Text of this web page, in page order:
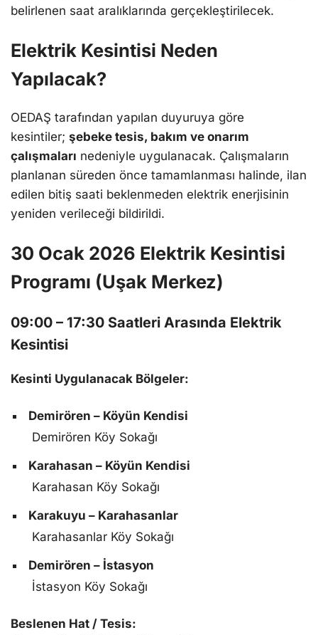
belirlenen saat aralıklarında gerçekleştirilecek.
Elektrik Kesintisi Neden
Yapılacak?
OEDAŞ tarafından yapılan duyuruya göre
kesintiler; şebeke tesis, bakım ve onarım
çalışmaları nedeniyle uygulanacak. Çalışmaların
planlanan süreden önce tamamlanması halinde, ilan
edilen bitiş saati beklenmeden elektrik enerjisinin
yeniden verileceği bildirildi.
30 Ocak 2026 Elektrik Kesintisi
Programı (Uşak Merkez)
09:00 – 17:30 Saatleri Arasında Elektrik
Kesintisi
Kesinti Uygulanacak Bölgeler:
Demirören – Köyün Kendisi
Demirören Köy Sokağı
Karahasan – Köyün Kendisi
Karahasan Köy Sokağı
Karakuyu – Karahasanlar
Karahasanlar Köy Sokağı
Demirören – İstasyon
İstasyon Köy Sokağı
Beslenen Hat / Tesis: